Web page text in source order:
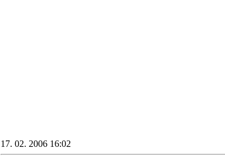
17. 02. 2006 16:02